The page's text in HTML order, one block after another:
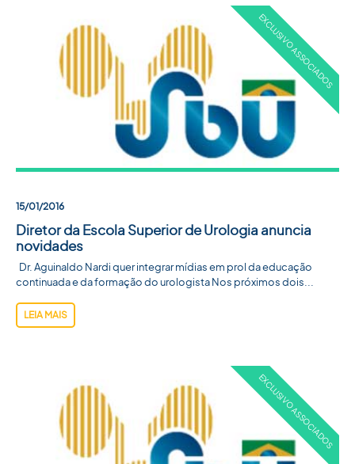
15/01/2016
Diretor da Escola Superior de Urologia anuncia
novidades
Dr. Aguinaldo Nardi quer integrar mídias em prol da educação
continuada e da formação do urologista Nos próximos dois...
LEIA MAIS